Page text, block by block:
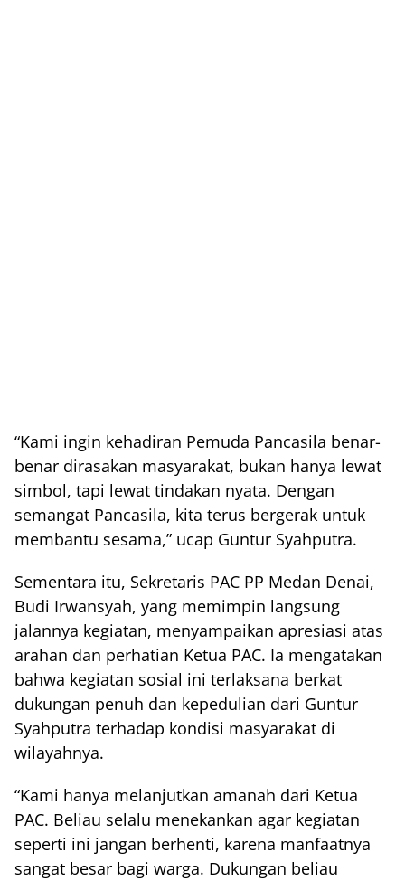
“Kami ingin kehadiran Pemuda Pancasila benar-
benar dirasakan masyarakat, bukan hanya lewat
simbol, tapi lewat tindakan nyata. Dengan
semangat Pancasila, kita terus bergerak untuk
membantu sesama,” ucap Guntur Syahputra.
Sementara itu, Sekretaris PAC PP Medan Denai,
Budi Irwansyah, yang memimpin langsung
jalannya kegiatan, menyampaikan apresiasi atas
arahan dan perhatian Ketua PAC. Ia mengatakan
bahwa kegiatan sosial ini terlaksana berkat
dukungan penuh dan kepedulian dari Guntur
Syahputra terhadap kondisi masyarakat di
wilayahnya.
“Kami hanya melanjutkan amanah dari Ketua
PAC. Beliau selalu menekankan agar kegiatan
seperti ini jangan berhenti, karena manfaatnya
sangat besar bagi warga. Dukungan beliau